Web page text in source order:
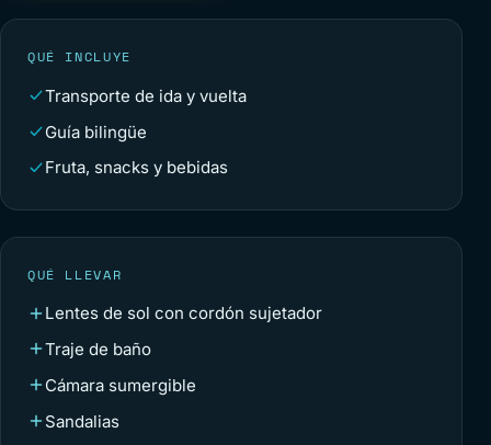
QUÉ INCLUYE
Transporte de ida y vuelta
Guía bilingüe
Fruta, snacks y bebidas
QUÉ LLEVAR
Lentes de sol con cordón sujetador
Traje de baño
Cámara sumergible
Sandalias